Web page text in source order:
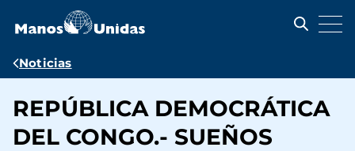
contenido
Ruta
navegación
Noticias
REPÚBLICA DEMOCRÁTICA
DEL CONGO.- SUEÑOS